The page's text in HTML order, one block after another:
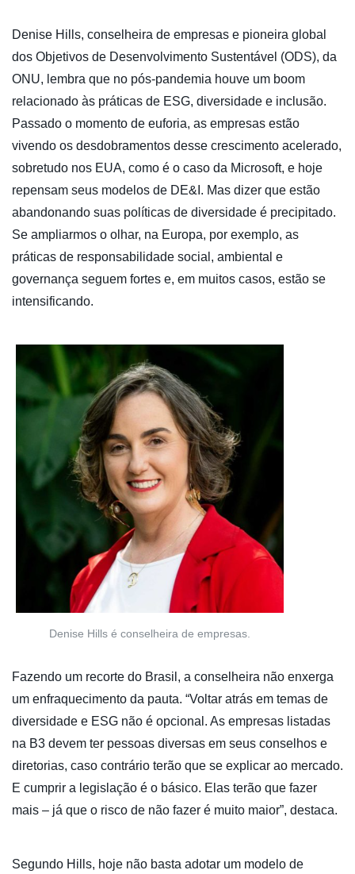
Denise Hills, conselheira de empresas e pioneira global
dos Objetivos de Desenvolvimento Sustentável (ODS), da
ONU, lembra que no pós-pandemia houve um boom
relacionado às práticas de ESG, diversidade e inclusão.
Passado o momento de euforia, as empresas estão
vivendo os desdobramentos desse crescimento acelerado,
sobretudo nos EUA, como é o caso da Microsoft, e hoje
repensam seus modelos de DE&I. Mas dizer que estão
abandonando suas políticas de diversidade é precipitado.
Se ampliarmos o olhar, na Europa, por exemplo, as
práticas de responsabilidade social, ambiental e
governança seguem fortes e, em muitos casos, estão se
intensificando.
Denise Hills é conselheira de empresas.
Fazendo um recorte do Brasil, a conselheira não enxerga
um enfraquecimento da pauta. “Voltar atrás em temas de
diversidade e ESG não é opcional. As empresas listadas
na B3 devem ter pessoas diversas em seus conselhos e
diretorias, caso contrário terão que se explicar ao mercado.
E cumprir a legislação é o básico. Elas terão que fazer
mais – já que o risco de não fazer é muito maior”, destaca.
Segundo Hills, hoje não basta adotar um modelo de